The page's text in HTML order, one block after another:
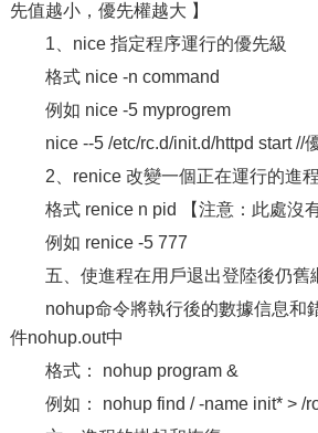
先值越小，優先權越大 】
1、nice 指定程序運行的優先級
格式 nice -n command
例如 nice -5 myprogrem
nice --5 /etc/rc.d/init.d/httpd start //
2、renice 改變一個正在運行的進
格式 renice n pid 【注意：此處沒有
例如 renice -5 777
五、使進程在用戶退出登陸後仍舊
nohup命令將執行後的數據信息和
件nohup.out中
格式： nohup program &
例如： nohup find / -name init* > /